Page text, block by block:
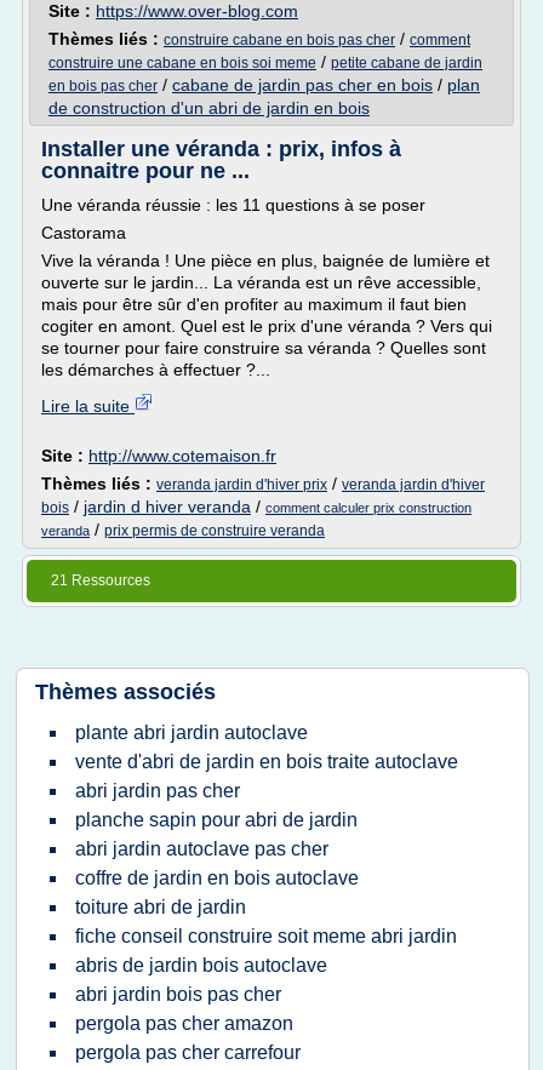
Site : https://www.over-blog.com
Thèmes liés : construire cabane en bois pas cher / comment
construire une cabane en bois soi meme / petite cabane de jardin
en bois pas cher / cabane de jardin pas cher en bois / plan
de construction d'un abri de jardin en bois
Installer une véranda : prix, infos à
connaitre pour ne ...
Une véranda réussie : les 11 questions à se poser
Castorama
Vive la véranda ! Une pièce en plus, baignée de lumière et
ouverte sur le jardin... La véranda est un rêve accessible,
mais pour être sûr d'en profiter au maximum il faut bien
cogiter en amont. Quel est le prix d'une véranda ? Vers qui
se tourner pour faire construire sa véranda ? Quelles sont
les démarches à effectuer ?...
Lire la suite
Site : http://www.cotemaison.fr
Thèmes liés : veranda jardin d'hiver prix / veranda jardin d'hiver
bois / jardin d hiver veranda / comment calculer prix construction
veranda / prix permis de construire veranda
21 Ressources
Thèmes associés
plante abri jardin autoclave
vente d'abri de jardin en bois traite autoclave
abri jardin pas cher
planche sapin pour abri de jardin
abri jardin autoclave pas cher
coffre de jardin en bois autoclave
toiture abri de jardin
fiche conseil construire soit meme abri jardin
abris de jardin bois autoclave
abri jardin bois pas cher
pergola pas cher amazon
pergola pas cher carrefour